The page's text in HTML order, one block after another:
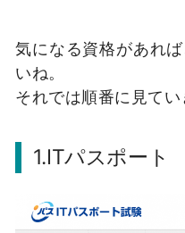
気になる資格があれ
いね。
それでは順番に見てい
1.ITパスポート